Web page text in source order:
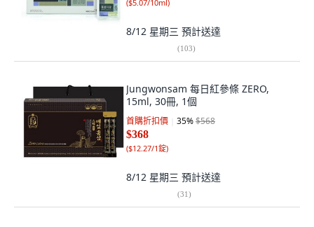
($5.07/10ml )
8/12 星期三 預計送達
(103)
Jungwonsam 每日紅參條 ZERO,
15ml, 30冊, 1個
首購折扣價 35%$568
$368
($12.27/1錠)
8/12 星期三 預計送達
(31)